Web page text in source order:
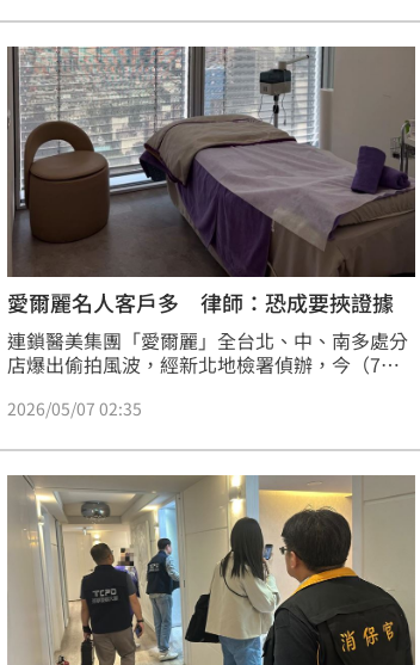
20:45
20:40
20:40
20:37
12:00
10:30
10:00
後必須「放棄法律追訴權」，遭外界質疑業者是
以退費為由，行「滅火封口」之實。
愛爾麗名人客戶多 律師：恐成要挾證據
連鎖醫美集團「愛爾麗」全台北、中、南多處分
店爆出偷拍風波，經新北地檢署偵辦，今（7）
視器設備廠商聲押禁見。律師陳君瑋表示，愛爾
是否變成名人被要挾的證據。
2026/05/07 02:35